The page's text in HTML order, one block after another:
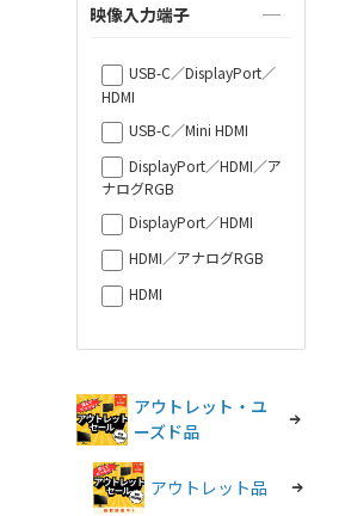
映像入力端子
USB-C／DisplayPort／
HDMI
USB-C／Mini HDMI
DisplayPort／HDMI／ア
ナログRGB
DisplayPort／HDMI
HDMI／アナログRGB
HDMI
アウトレット・ユ
ーズド品
アウトレット品